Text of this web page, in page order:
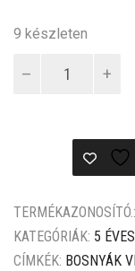
9 készleten
zsebemben?
mennyiség
TERMÉKAZONOSÍTÓ.:
KATEGÓRIÁK: 5
CÍMKÉK: BOSNYÁK